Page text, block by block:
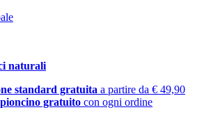
naturali
standard gratuita a partire da € 49,90
gratuito con ogni ordine